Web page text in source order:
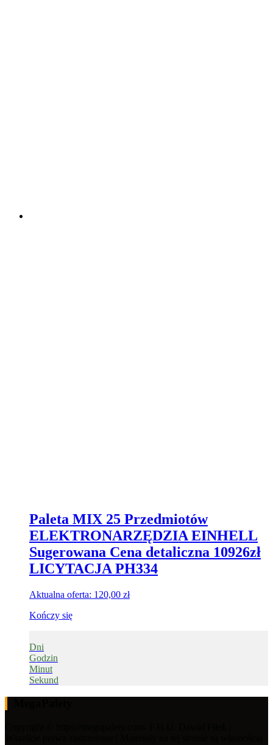
Paleta MIX 25 Przedmiotów
ELEKTRONARZĘDZIA EINHELL
Sugerowana Cena detaliczna 10926zł
LICYTACJA PH334
Aktualna oferta: 120,00 zł
Kończy się
Dni
Godzin
Minut
Sekund